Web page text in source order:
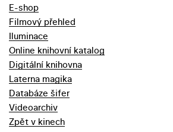
E-shop
Filmový přehled
Iluminace
Online knihovní katalog
Digitální knihovna
Laterna magika
Databáze šifer
Videoarchiv
Zpět v kinech